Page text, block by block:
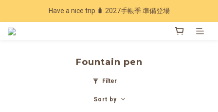
Have a nice trip 🧳 2027手帳季 準備登場
Have a nice trip 🧳 2027手帳季 準備登場
Fountain pen
Filter
Sort by